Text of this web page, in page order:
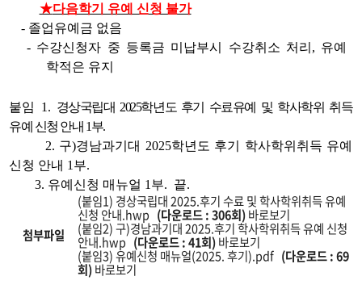
★다음학기 유예 신청 불가
- 졸업유예금 없음
- 수강신청자 중 등록금 미납부시 수강취소 처리 , 유예
학적은 유지
붙임 1. 경상국립대 2025학년도 후기 수료유예 및 학사학위 취득
유예 신청 안내 1부.
2. 구)경남과기대 2025학년도 후기 학사학위취득 유예
신청 안내 1 부.
3. 유예신청 매뉴얼 1 부. 끝.
첨부파일
(붙임1) 경상국립대 2025.후기 수료 및 학사학위취득 유예
신청 안내.hwp (다운로드 : 306회)바로보기
(붙임2) 구)경남과기대 2025.후기 학사학위취득 유예 신청
안내.hwp (다운로드 : 41회)바로보기
(붙임3) 유예신청 매뉴얼(2025. 후기).pdf (다운로드 : 69
회)바로보기